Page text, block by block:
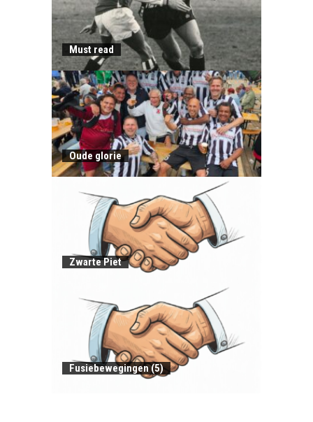
Must read
Oude glorie
Zwarte Piet
Fusiebewegingen (5)